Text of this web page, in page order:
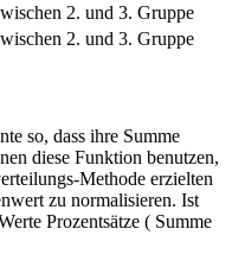
2. und 3. Gruppe
2. und 3. Gruppe
so, dass ihre Summe
diese Funktion benutzen,
Methode erzielten
zu normalisieren. Ist
Prozentsätze ( Summe